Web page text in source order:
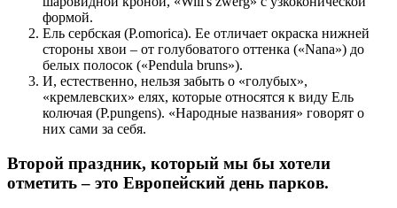
формой.
Ель сербская (P.omorica). Ее отличает окраска нижней
стороны хвои – от голубоватого оттенка («Nana») до
белых полосок («Pendula bruns»).
И, естественно, нельзя забыть о «голубых»,
«кремлевских» елях, которые относятся к виду Ель
колючая (P.pungens). «Народные названия» говорят о
них сами за себя.
Второй праздник, который мы бы хотели
отметить – это Европейский день парков.